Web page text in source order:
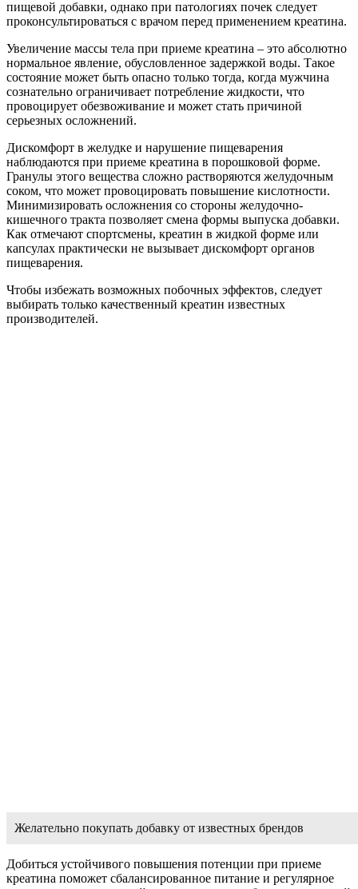
пищевой добавки, однако при патологиях почек следует
проконсультироваться с врачом перед применением креатина.
Увеличение массы тела при приеме креатина – это абсолютно
нормальное явление, обусловленное задержкой воды. Такое
состояние может быть опасно только тогда, когда мужчина
сознательно ограничивает потребление жидкости, что
провоцирует обезвоживание и может стать причиной
серьезных осложнений.
Дискомфорт в желудке и нарушение пищеварения
наблюдаются при приеме креатина в порошковой форме.
Гранулы этого вещества сложно растворяются желудочным
соком, что может провоцировать повышение кислотности.
Минимизировать осложнения со стороны желудочно-
кишечного тракта позволяет смена формы выпуска добавки.
Как отмечают спортсмены, креатин в жидкой форме или
капсулах практически не вызывает дискомфорт органов
пищеварения.
Чтобы избежать возможных побочных эффектов, следует
выбирать только качественный креатин известных
производителей.
Желательно покупать добавку от известных брендов
Добиться устойчивого повышения потенции при приеме
креатина поможет сбалансированное питание и регулярное